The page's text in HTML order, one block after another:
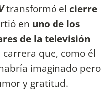
transformó el cierre
en uno de los
de la televisión
carrera que, como él
imaginado pero
y gratitud.